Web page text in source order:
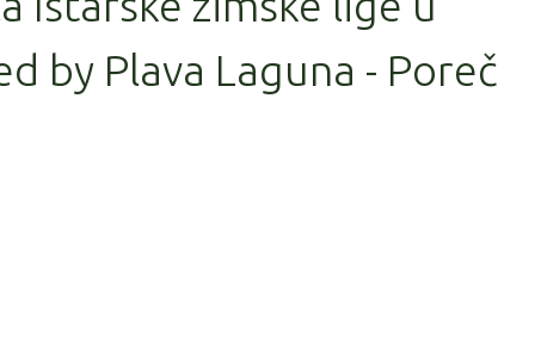
by Plava Laguna - Poreč